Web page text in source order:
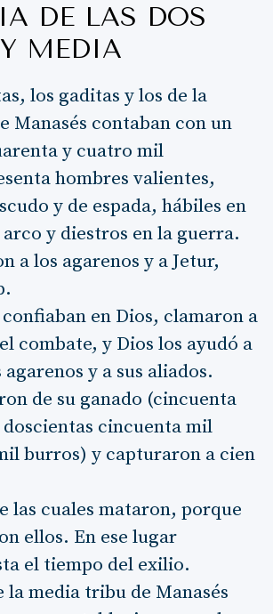
DE LAS DOS
MEDIA
los gaditas y los de la
Manasés contaban con un
y cuatro mil
hombres valientes,
y de espada, hábiles en
y diestros en la guerra.
a los agarenos y a Jetur,
en Dios, clamaron a
combate, y Dios los ayudó a
y a sus aliados.
de su ganado (cincuenta
cincuenta mil
burros) y capturaron a cien
las cuales mataron, porque
ellos. En ese lugar
el tiempo del exilio.
la media tribu de Manasés